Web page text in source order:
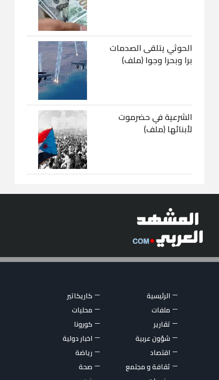
الحوثي يتلقى الصدمات
برا وبحرا وجوا (ملف)
الشرعية في حضرموت
لأبنائها (ملف)
الرئيسية
كاريكاتير
ملفات
محليات
تقارير
كورونا
شؤون عربية
اخبار دولية
اقتصاد
رياضة
ثقافة و مجتمع
صحة